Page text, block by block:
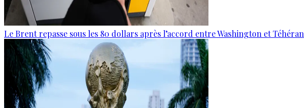
Le Brent repasse sous les 80 dollars après l’accord entre Washington et Téhéran